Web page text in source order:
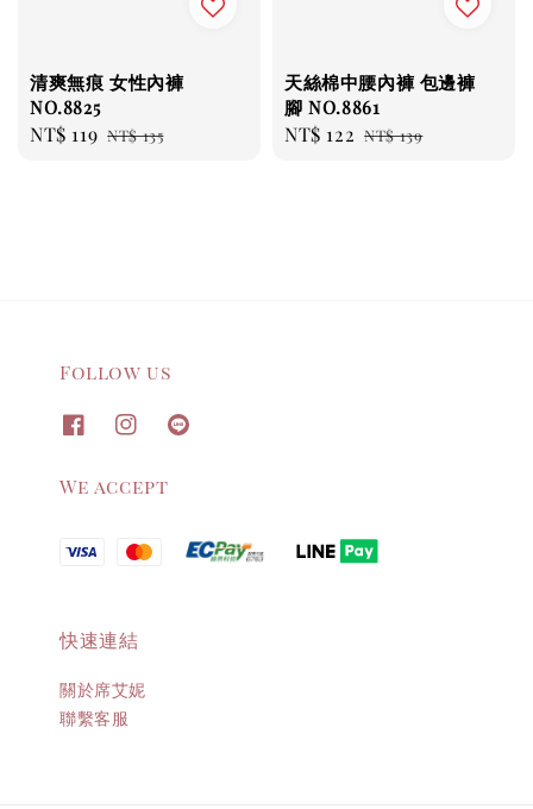
清爽無痕 女性內褲
NO.8825
Sale
NT$ 119 Regular
NT$ 135
天絲棉中腰內褲 包邊褲
腳 NO.8861
Sale
NT$ 122 Regular
NT$ 139
Follow us
We accept
快速連結
關於席艾妮
聯繫客服